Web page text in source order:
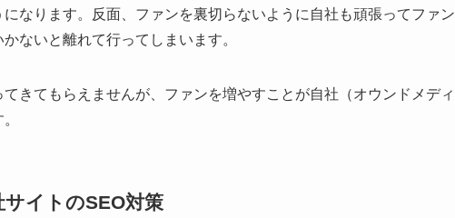
なります。反面、ファンを裏切らないように自社も頑張ってファン
ないと離れて行ってしまいます。
きてもらえませんが、ファンを増やすことが自社（オウンドメディ
イトのSEO対策